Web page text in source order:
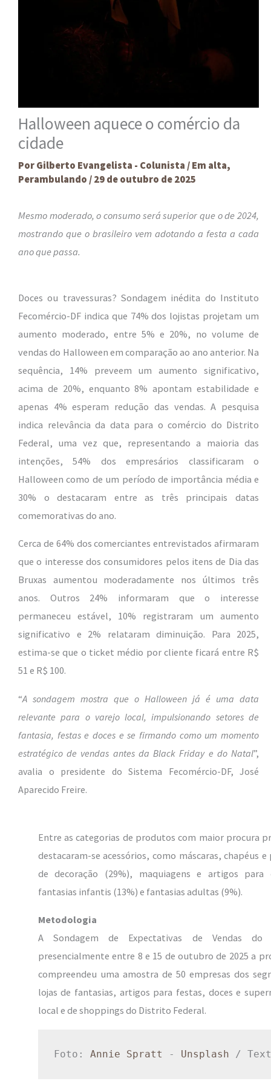
Halloween aquece o comércio da
cidade
Por Gilberto Evangelista - Colunista / Em alta,
Perambulando / 29 de outubro de 2025
Mesmo moderado, o consumo será superior que o de 2024,
mostrando que o brasileiro vem adotando a festa a cada
ano que passa.
Doces ou travessuras? Sondagem inédita do Instituto
Fecomércio-DF indica que 74% dos lojistas projetam um
aumento moderado, entre 5% e 20%, no volume de
vendas do Halloween em comparação ao ano anterior. Na
sequência, 14% preveem um aumento significativo,
acima de 20%, enquanto 8% apontam estabilidade e
apenas 4% esperam redução das vendas. A pesquisa
indica relevância da data para o comércio do Distrito
Federal, uma vez que, representando a maioria das
intenções, 54% dos empresários classificaram o
Halloween como de um período de importância média e
30% o destacaram entre as três principais datas
comemorativas do ano.
Cerca de 64% dos comerciantes entrevistados afirmaram
que o interesse dos consumidores pelos itens de Dia das
Bruxas aumentou moderadamente nos últimos três
anos. Outros 24% informaram que o interesse
permaneceu estável, 10% registraram um aumento
significativo e 2% relataram diminuição. Para 2025,
estima-se que o ticket médio por cliente ficará entre R$
51 e R$ 100.
“A sondagem mostra que o Halloween já é uma data
relevante para o varejo local, impulsionando setores de
fantasia, festas e doces e se firmando como um momento
estratégico de vendas antes da Black Friday e do Natal”,
avalia o presidente do Sistema Fecomércio-DF, José
Aparecido Freire.
Entre as categorias de produtos com maior procura
destacaram-se acessórios, como máscaras, chapéus
de decoração (29%), maquiagens e artigos para
fantasias infantis (13%) e fantasias adultas (9%).
Metodologia
A Sondagem de Expectativas de Vendas do
presencialmente entre 8 e 15 de outubro de 2025 a
compreendeu uma amostra de 50 empresas dos
lojas de fantasias, artigos para festas, doces e
local e de shoppings do Distrito Federal.
Foto: Annie Spratt - Unsplash /